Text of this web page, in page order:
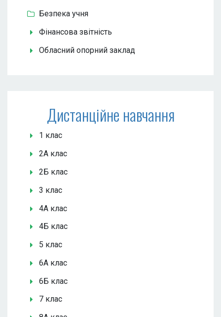
Безпека учня
Фінансова звітність
Обласний опорний заклад
Дистанційне навчання
1 клас
2А клас
2Б клас
3 клас
4А клас
4Б клас
5 клас
6А клас
6Б клас
7 клас